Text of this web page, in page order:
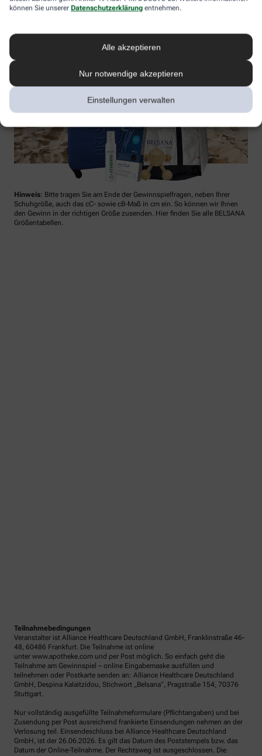
können Sie unserer Datenschutzerklärung entnehmen.
Alle akzeptieren
Nur notwendige akzeptieren
Einstellungen verwalten
Hinweis: Bitte tragen Sie am Ende der Gewinnspielfragen, neben Ihrer
Schuhgröße, auch das cC- sowie cB-Maß in cm ein. So können wir Ihnen
den Gewinn in der richtigen Größe zusenden. Hier finden Sie alle BELSANA
Größentabellen.
Teilnahmebedingungen
Veranstalter ist Alliance Healthcare Deutschland GmbH, Franklinstraße 46-
48, 60486 Frankfurt. Die Teilnahme ist online
unter www.apotheke.com und per Post möglich. So einfach geht die
Teilnahme am Gewinnspiel – online Eingabemaske ausfüllen und
teilnehmen oder Postkarte senden an: Alliance Healthcare Deutschland
GmbH, Despina Kalaitzidou, Stichwort „Belsana“, Pragstraße 154, 70376
Stuttgart.
Nur vollständig ausgefüllte Teilnahmeformulare (Pflichtangaben) und bei
Zusendung per Post ausreichend frankierte Einsendungen nehmen an der
Verlosung teil. Einsendeschluss bei Alliance Healthcare Deutschland
GmbH, ist der 26.06.2026. Es gilt das Datum des Poststempels bzw. das
Datum der Online-Teilnahme. Der Rechtsweg ist ausgeschlossen. Die